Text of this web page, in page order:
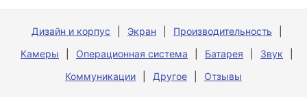
Дизайн и корпус Экран
Производительность
Камеры
Операционная система Батарея
Звук
Коммуникации
Другое Отзывы